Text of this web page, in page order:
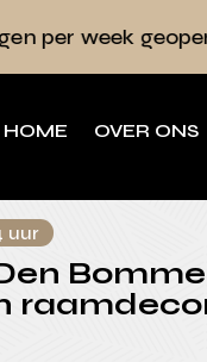
HOME OVER ONS
uur